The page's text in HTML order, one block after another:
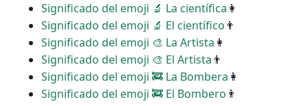
Significado del emoji ‍🔬 La científica 👩
Significado del emoji ‍🔬 El científico 👨
Significado del emoji ‍🎨 La Artista 👩
Significado del emoji ‍🎨 El Artista 👨
Significado del emoji ‍🚒 La Bombera 👩
Significado del emoji ‍🚒 El Bombero 👨